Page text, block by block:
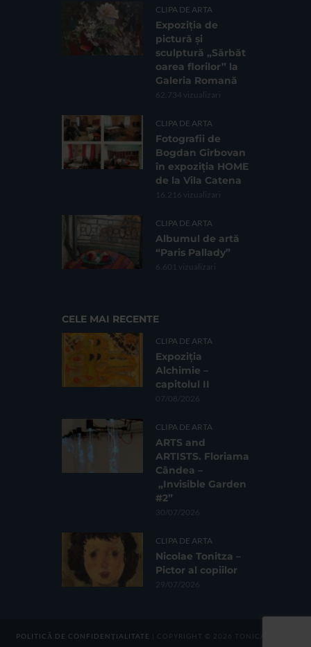
CLIPA DE ARTA
Expoziția de
pictură și
sculptură „Sărbăt
oarea florilor” la
Galeria Romană
62.734 vizualizari
CLIPA DE ARTA
Fotografii de
Bogdan Gîrbovan
în expoziția HOME
de la Vila Catena
16.216 vizualizari
CLIPA DE ARTA
Albumul de artă
“Paris Pallady”
6.601 vizualizari
CELE MAI RECENTE
CLIPA DE ARTA
Expoziția
Alchimie –
capitolul II
07/08/2026
CLIPA DE ARTA
ARTS and
ARTISTS. Floriama
Cândea –
„Invisible Garden
#2”
30/07/2026
CLIPA DE ARTA
Nicolae Tonitza –
Pictor al copiilor
29/07/2026
POLITICĂ DE CONFIDENȚIALITATE | COPYRIGHT © 2026 TONICA GROUP